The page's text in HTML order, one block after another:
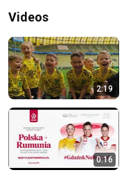
Videos
2:19
0:16